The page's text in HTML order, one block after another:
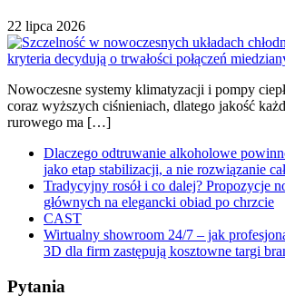
22 lipca 2026
Nowoczesne systemy klimatyzacji i pompy
coraz wyższych ciśnieniach, dlatego jakość
rurowego ma […]
Dlaczego odtruwanie alkoholowe
jako etap stabilizacji, a nie rozwiązanie
Tradycyjny rosół i co dalej? Propozycje
głównych na elegancki obiad po chrzcie
CAST
Wirtualny showroom 24/7 – jak
3D dla firm zastępują kosztowne targi
Pytania